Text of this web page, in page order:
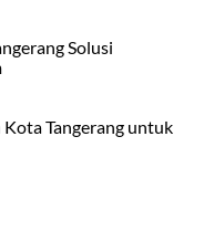
Solusi
Kota Tangerang untuk